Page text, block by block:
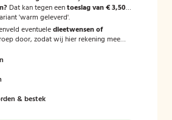
Dat kan tegen eentoeslag van € 3,50
'warm geleverd'.
eventueledieetwensen of
door, zodat wij hier rekening mee
& bestek